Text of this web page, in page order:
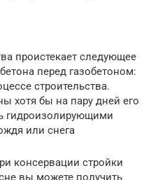
проистекает следующее
перед газобетоном:
строительства.
хотя бы на пару дней его
гидроизолирующими
или снега
консервации стройки
вы можете получить